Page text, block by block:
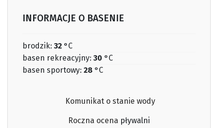
INFORMACJE O BASENIE
brodzik: 32 °C
basen rekreacyjny: 30 °C
basen sportowy: 28 °C
Komunikat o stanie wody
Roczna ocena pływalni